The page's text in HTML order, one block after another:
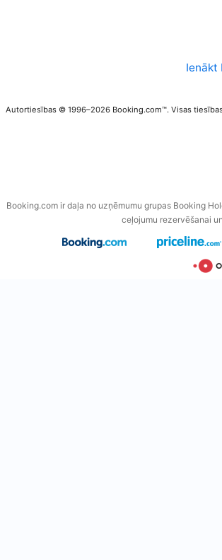
Ienākt
Autortiesības © 1996–2026 Booking.com™. Visas
Booking.com ir daļa no uzņēmumu grupas Booking
ceļojumu rezervēšanai